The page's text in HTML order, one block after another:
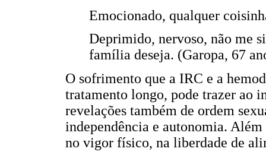
Emocionado, qualquer
Deprimido, nervoso, não me
família deseja. (Garopa, 67
O sofrimento que a IRC e a
tratamento longo, pode trazer ao
revelações também de ordem
independência e autonomia.
no vigor físico, na liberdade de